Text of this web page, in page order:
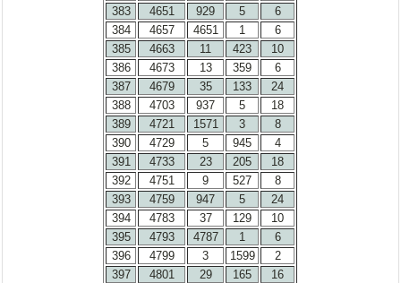
383
4651 929 5
6
384
4657 4651 1
6
385
4663 11 423
10
386
4673 13 359
6
387
4679 35 133
24
388
4703 937 5
18
389
4721 1571 3
8
390
4729 5 945
4
391
4733 23 205
18
392
4751 9 527
8
393
4759 947 5
24
394
4783 37 129
10
395
4793 4787 1
6
396
4799 3 1599
2
397
4801 29 165
16